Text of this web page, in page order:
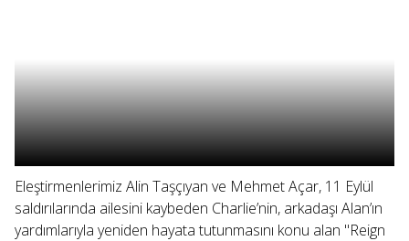
Eleştirmenlerimiz Alin Taşçıyan ve Mehmet Açar, 11 Eylül
saldırılarında ailesini kaybeden Charlie’nin, arkadaşı Alan’ın
yardımlarıyla yeniden hayata tutunmasını konu alan "Reign